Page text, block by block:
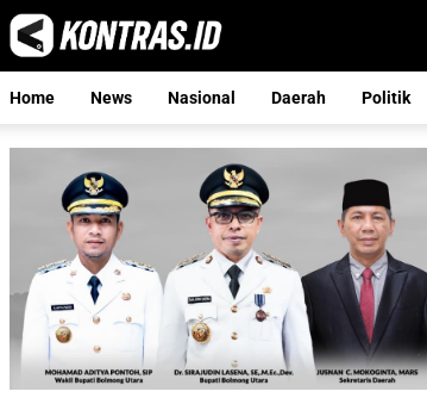
Home News Nasional Daerah Politik